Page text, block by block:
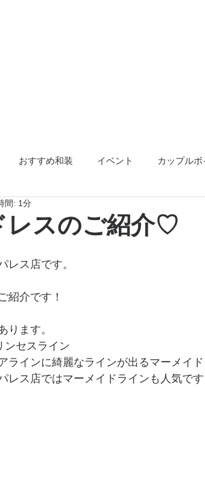
おすすめ和装 イベント カップルボ
告知
レスのご紹介♡
間: 1分
レス店です。
紹介です！
ります。
ンセスライン
ラインに綺麗なラインが出るマーメイド
レス店ではマーメイドラインも人気で